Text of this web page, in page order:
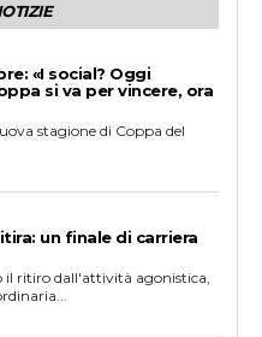
«I social? Oggi
si va per vincere, ora
stagione di Coppa del
un finale di carriera
ritiro dall'attività agonistica,